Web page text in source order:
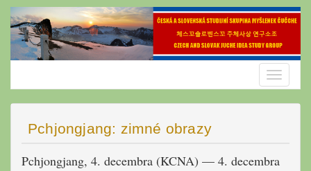
Skip
content
Toggle
Pchjongjang: zimné obrazy
Pchjongjang, 4. decembra (KCNA) — 4. decembra